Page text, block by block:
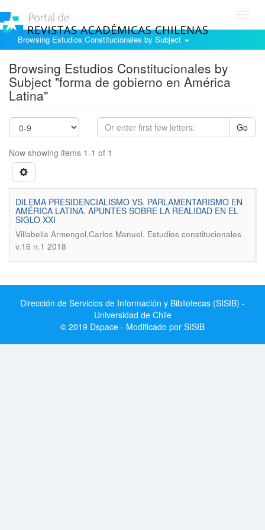
Browsing Estudios Constitucionales by Subject
Browsing Estudios Constitucionales by
Subject "forma de gobierno en América
Latina"
Go
Now showing items 1-1 of 1
DILEMA PRESIDENCIALISMO VS. PARLAMENTARISMO EN
AMÉRICA LATINA. APUNTES SOBRE LA REALIDAD EN EL
SIGLO XXI
Villabella Armengol,Carlos Manuel. Estudios constitucionales
v.16 n.1 2018
Dirección de Servicios de Información y Bibliotecas (SISIB) -
Universidad de Chile
© 2019 Dspace - Modificado por SISIB